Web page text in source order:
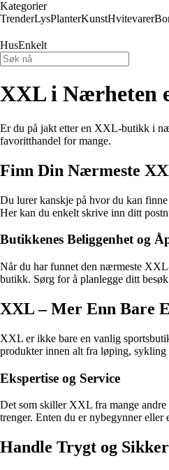
Kategorier
TrenderLysPlanterKunstHvitevarer
HusEnkelt
XXL i Nærheten
Er du på jakt etter en XXL-butikk i
favoritthandel for mange.
Finn Din Nærmeste
Du lurer kanskje på hvor du kan
Her kan du enkelt skrive inn ditt
Butikkenes Beliggenhet og
Når du har funnet den nærmeste
butikk. Sørg for å planlegge ditt
XXL – Mer Enn Bare
XXL er ikke bare en vanlig
produkter innen alt fra løping,
Ekspertise og Service
Det som skiller XXL fra mange andre
trenger. Enten du er nybegynner
Handle Trygt og